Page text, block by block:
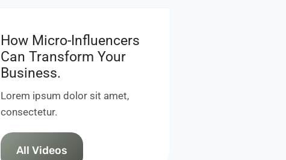
How Micro-Influencers
Can Transform Your
Business.
Lorem ipsum dolor sit amet,
consectetur.
All Videos